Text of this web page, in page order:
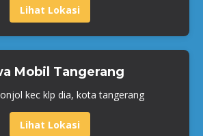
Lihat Lokasi
Mobil Tangerang
kec klp dia, kota tangerang
Lihat Lokasi